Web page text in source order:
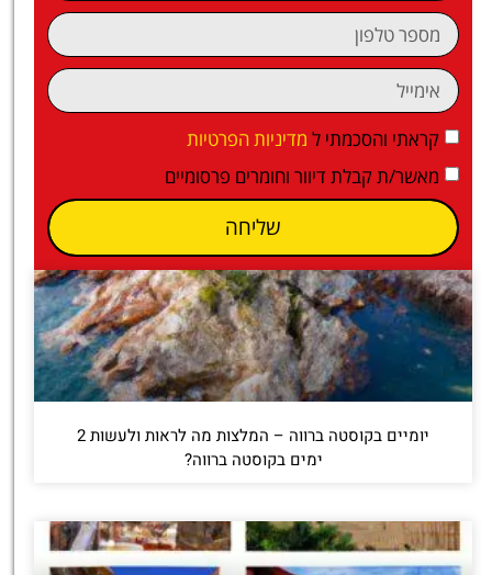
קראתי והסכמתי ל מדיניות הפרטיות
מאשר/ת קבלת דיוור וחומרים פרסומיים
שליחה
יומיים בקוסטה ברווה – המלצות מה לראות ולעשות 2
ימים בקוסטה ברווה?